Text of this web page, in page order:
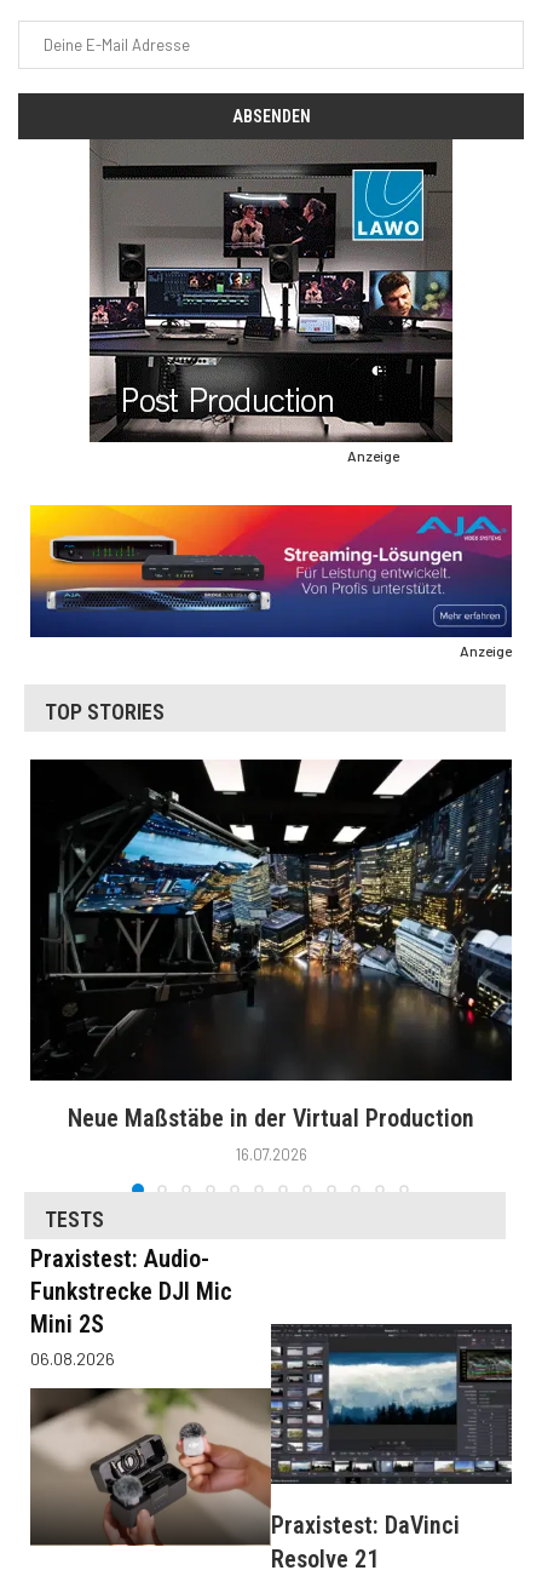
Anzeige
Anzeige
TOP STORIES
Neue Maßstäbe in der Virtual Production
16.07.2026
TESTS
Praxistest: Audio-
Funkstrecke DJI Mic
Mini 2S
06.08.2026
Praxistest: DaVinci
Resolve 21